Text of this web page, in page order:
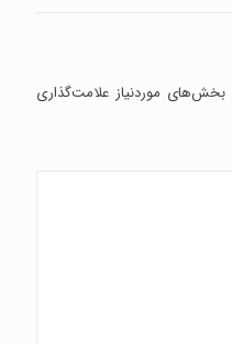
بخش‌های موردنیاز علامت‌گذاری